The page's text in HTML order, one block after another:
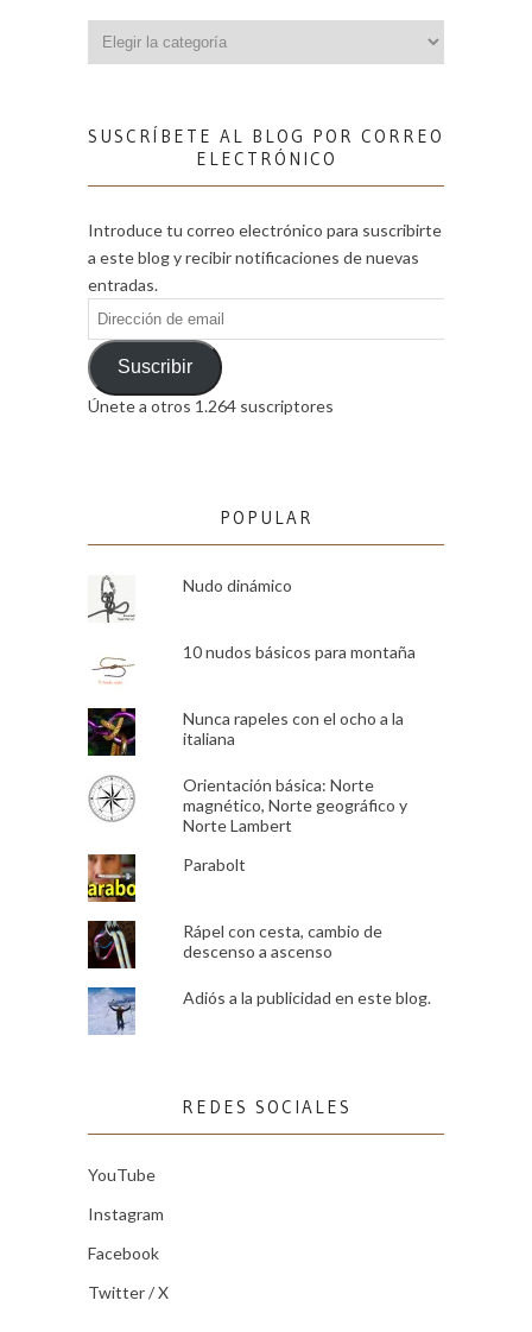
SUSCRÍBETE AL BLOG POR CORREO
ELECTRÓNICO
Introduce tu correo electrónico para suscribirte
a este blog y recibir notificaciones de nuevas
entradas.
Dirección
de
emailSuscribir
Únete a otros 1.264 suscriptores
POPULAR
Nudo dinámico
10 nudos básicos para montaña
Nunca rapeles con el ocho a la
italiana
Orientación básica: Norte
magnético, Norte geográfico y
Norte Lambert
Parabolt
Rápel con cesta, cambio de
descenso a ascenso
Adiós a la publicidad en este blog.
REDES SOCIALES
YouTube
Instagram
Facebook
Twitter / X